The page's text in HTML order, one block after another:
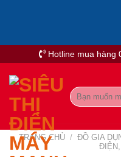
Hotline mua hàng
Tìm
kiếm:
TRANG CHỦ / ĐỒ GIA